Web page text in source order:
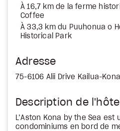
À 16,7 km de la ferme
Coffee
À 33,3 km du Puuhonua o
Historical Park
Adresse
75-6106 Alii Drive Kailua-
Description de l'hôtel
L’Aston Kona by the Sea est
condominiums en bord de